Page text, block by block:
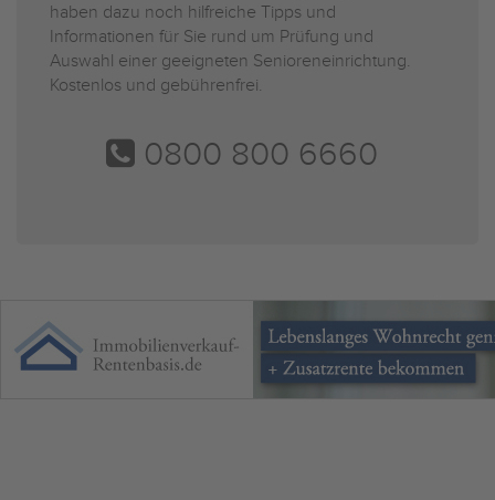
haben dazu noch hilfreiche Tipps und
Informationen für Sie rund um Prüfung und
Auswahl einer geeigneten Senioreneinrichtung.
Kostenlos und gebührenfrei.
0800 800 6660